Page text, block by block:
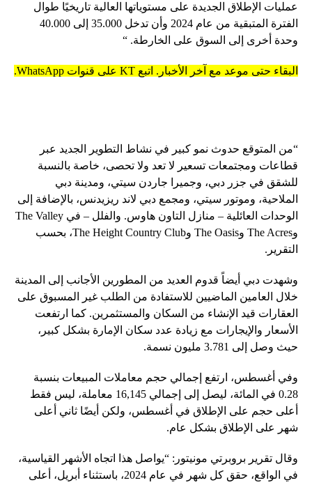
عمليات الإطلاق الجديدة على مستوياتها العالية تاريخيًا طوال
الفترة المتبقية من عام 2024 وأن تدخل 35.000 إلى 40.000
وحدة أخرى إلى السوق على الخارطة. “
البقاء حتى موعد مع آخر الأخبار. اتبع KT على قنوات WhatsApp.
“من المتوقع حدوث نمو كبير في نشاط التطوير الجديد عبر
قطاعات ومجتمعات تسعير لا تعد ولا تحصى، خاصة بالنسبة
للشقق في جزر دبي، وجميرا جاردن سيتي، ومدينة دبي
الملاحية، وموتور سيتي، ومجمع دبي لاند ريزيدنس، بالإضافة إلى
الوحدات العائلية – منازل التاون هاوس. والفلل – في The Valley
وThe Acres وThe Oasis وThe Height Country Club، بحسب
التقرير.
وشهدت دبي أيضاً قدوم العديد من المطورين الأجانب إلى المدينة
خلال العامين الماضيين للاستفادة من الطلب غير المسبوق على
العقارات قيد الإنشاء من السكان والمستثمرين. كما ارتفعت
الأسعار والإيجارات مع زيادة عدد سكان الإمارة بشكل كبير،
حيث وصل إلى 3.781 مليون نسمة.
وفي أغسطس، ارتفع إجمالي حجم معاملات المبيعات بنسبة
0.28 في المائة، ليصل إلى إجمالي 16,145 معاملة، ليس فقط
أعلى حجم على الإطلاق في أغسطس، ولكن أيضًا ثاني أعلى
شهر على الإطلاق بشكل عام.
وقال تقرير بروبرتي مونيتور: “يواصل هذا اتجاه الأشهر القياسية،
في الواقع، حقق كل شهر في عام 2024، باستثناء أبريل، أعلى